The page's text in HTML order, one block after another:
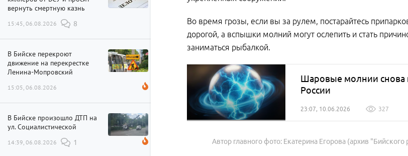
вернуть смертную казнь
15:45, 06.08.2026 8
В Бийске перекроют
движение на перекрестке
Ленина-Мопровский
15:05, 06.08.2026
В Бийске произошло ДТП на
ул. Социалистической
14:39, 06.08.2026 1
Во время грозы, если вы за рулем, постарайтесь
дорогой, а вспышки молний могут ослепить и стать
заниматься рыбалкой.
Шаровые молнии снова
России
23:07, 10.06.2026 327
Автор главного фото: Екатерина Егорова (архив "Бийского